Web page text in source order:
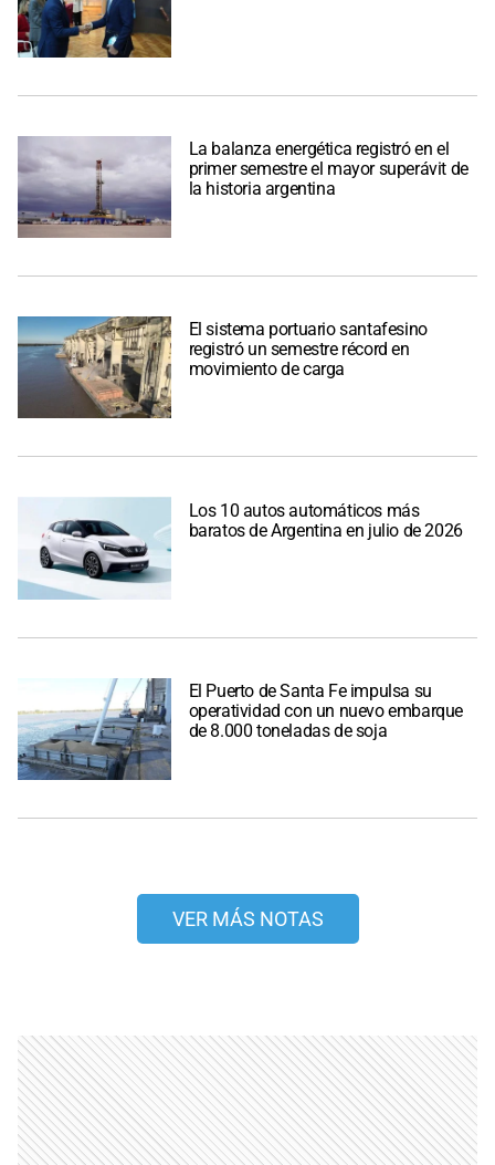
La balanza energética registró en el
primer semestre el mayor superávit de
la historia argentina
El sistema portuario santafesino
registró un semestre récord en
movimiento de carga
Los 10 autos automáticos más
baratos de Argentina en julio de 2026
El Puerto de Santa Fe impulsa su
operatividad con un nuevo embarque
de 8.000 toneladas de soja
VER MÁS NOTAS